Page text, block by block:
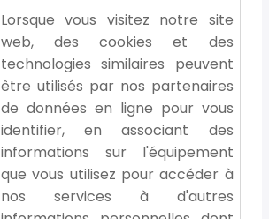
Lorsque vous visitez notre site
web, des cookies et des
technologies similaires peuvent
être utilisés par nos partenaires
de données en ligne pour vous
identifier, en associant des
informations sur l'équipement
que vous utilisez pour accéder à
nos services à d'autres